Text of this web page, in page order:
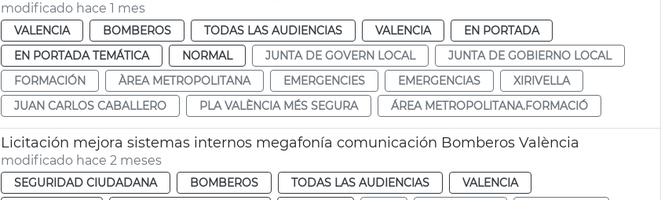
modificado hace 1 mes
VALENCIA BOMBEROS TODAS LAS AUDIENCIAS VALENCIA
EN PORTADA
EN PORTADA TEMÁTICA
NORMAL JUNTA DE GOVERN LOCAL
JUNTA DE GOBIERNO LOCAL
FORMACIÓN
ÀREA METROPOLITANA EMERGENCIES EMERGENCIAS
XIRIVELLA
JUAN CARLOS CABALLERO
PLA VALÈNCIA MÉS SEGURA ÁREA METROPOLITANA.FORMACIÓ
Licitación mejora sistemas internos megafonía comunicación Bomberos València
modificado hace 2 meses
SEGURIDAD CIUDADANA BOMBEROS TODAS LAS AUDIENCIAS
VALENCIA